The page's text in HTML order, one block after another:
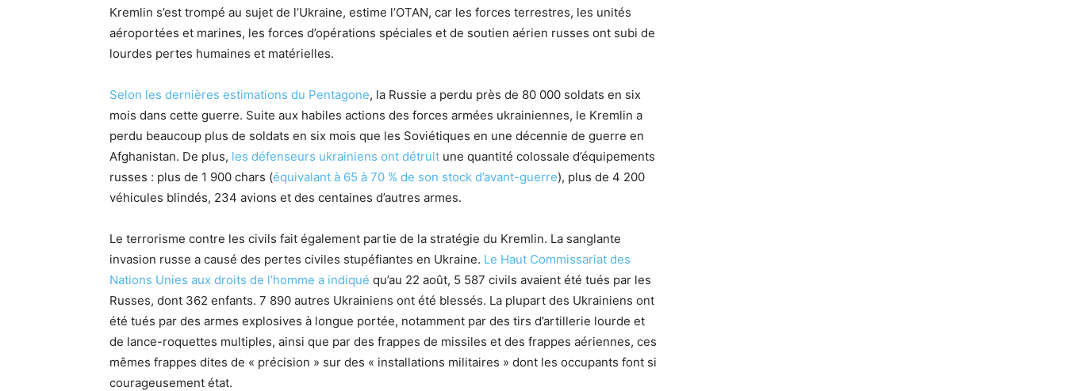
Kremlin s’est trompé au sujet de l’Ukraine, estime l’OTAN, car les forces terrestres, les unités
aéroportées et marines, les forces d’opérations spéciales et de soutien aérien russes ont subi de
lourdes pertes humaines et matérielles.
Selon les dernières estimations du Pentagone, la Russie a perdu près de 80 000 soldats en six
mois dans cette guerre. Suite aux habiles actions des forces armées ukrainiennes, le Kremlin a
perdu beaucoup plus de soldats en six mois que les Soviétiques en une décennie de guerre en
Afghanistan. De plus, les défenseurs ukrainiens ont détruit une quantité colossale d’équipements
russes : plus de 1 900 chars (équivalant à 65 à 70 % de son stock d’avant-guerre), plus de 4 200
véhicules blindés, 234 avions et des centaines d’autres armes.
Le terrorisme contre les civils fait également partie de la stratégie du Kremlin. La sanglante
invasion russe a causé des pertes civiles stupéfiantes en Ukraine. Le Haut Commissariat des
Nations Unies aux droits de l’homme a indiqué qu’au 22 août, 5 587 civils avaient été tués par les
Russes, dont 362 enfants. 7 890 autres Ukrainiens ont été blessés. La plupart des Ukrainiens ont
été tués par des armes explosives à longue portée, notamment par des tirs d’artillerie lourde et
de lance-roquettes multiples, ainsi que par des frappes de missiles et des frappes aériennes, ces
mêmes frappes dites de « précision » sur des « installations militaires » dont les occupants font si
courageusement état.